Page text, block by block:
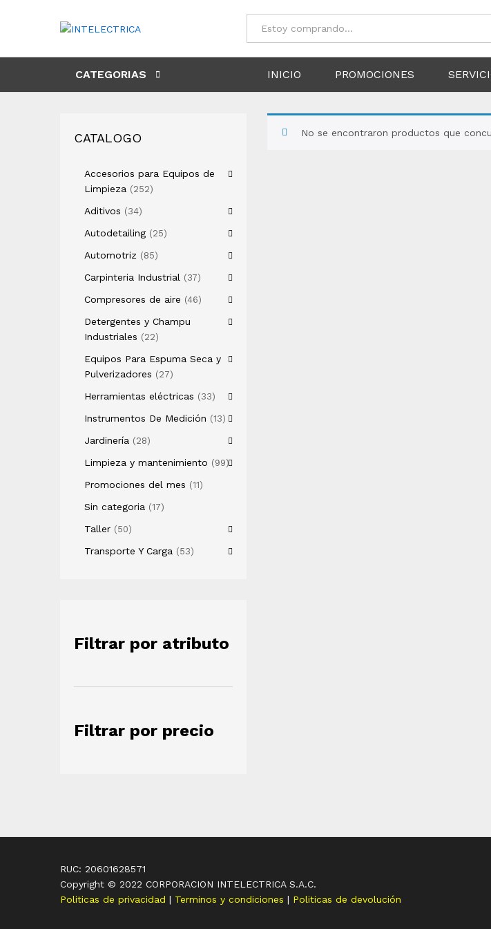
Todos
CATEGORIAS INICIO PROMOCIONES
No se encontraron productos que
CATALOGO
Accesorios para Equipos de
Limpieza (252)
Aditivos (34)
Autodetailing (25)
Automotriz (85)
Carpinteria Industrial (37)
Compresores de aire (46)
Detergentes y Champu
Industriales (22)
Equipos Para Espuma Seca y
Pulverizadores (27)
Herramientas eléctricas (33)
Instrumentos De Medición (13)
Jardinería (28)
Limpieza y mantenimiento (99)
Promociones del mes (11)
Sin categoria (17)
Taller (50)
Transporte Y Carga (53)
Filtrar por atributo
Filtrar por precio
RUC: 20601628571
Copyright © 2022 CORPORACION INTELECTRICA S.A.C.
Politicas de privacidad | Terminos y condiciones | Politicas de devolución